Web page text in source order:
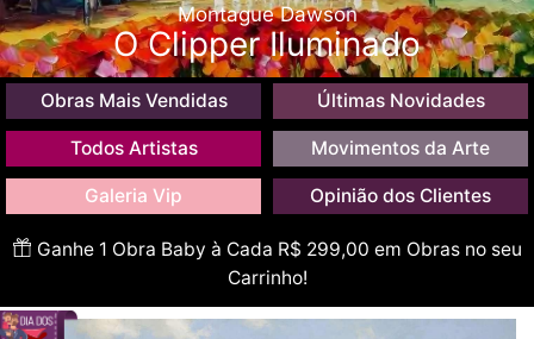
Montague Dawson
O Clipper Iluminado
Obras Mais Vendidas Últimas Novidades
Todos Artistas Movimentos da Arte
Galeria Vip Opinião dos Clientes
Ganhe 1 Obra Baby à Cada R$ 299,00 em Obras no seu
Carrinho!